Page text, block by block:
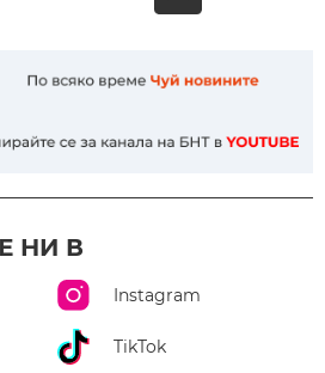
НИ В
Instagram
TikTok